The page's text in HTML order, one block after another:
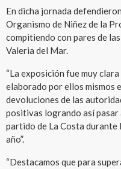
En dicha jornada
Organismo de Niñez de la
compitiendo con pares de
Valeria del Mar.
“La exposición fue muy
elaborado por ellos mismos
devoluciones de las
positivas logrando así pasar
partido de La Costa durante
año”.
“Destacamos que para